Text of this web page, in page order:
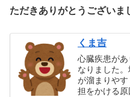
ただきありがとうございま
くま吉
心臓疾患が
なりました
が溜まりや
担をかける